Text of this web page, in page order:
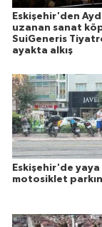
Eskişehir'den
uzanan sanat
SuiGeneris
ayakta alkış
Eskişehir'de yaya
motosiklet